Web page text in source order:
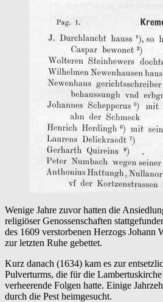
Wenige Jahre zuvor hatten die
religiöser Genossenschaften
des 1609 verstorbenen Herzogs Johann
zur letzten Ruhe gebettet.
Kurz danach (1634) kam es zur
Pulverturms, die für die
verheerende Folgen hatte. Einige
durch die Pest heimgesucht.